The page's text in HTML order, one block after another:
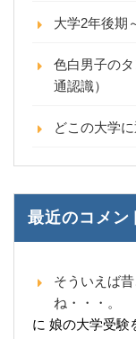
大学2年後期
色白男子の
通認識）
どこの大学
最近のコメン
そういえば
ね・・・。
に 娘の大学受験